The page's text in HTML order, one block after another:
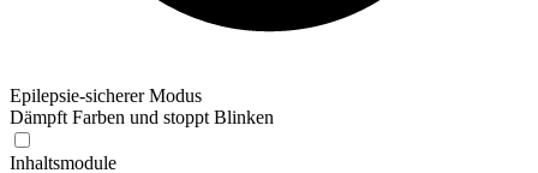
Epilepsie-sicherer Modus
Dämpft Farben und stoppt Blinken
Inhaltsmodule